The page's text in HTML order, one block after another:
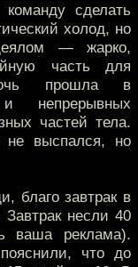
сделать
холод, но
— жарко,
часть для
прошла в
непрерывных
частей тела.
не выспался, но
благо завтрак в
Завтрак несли 40
ваша реклама).
что до